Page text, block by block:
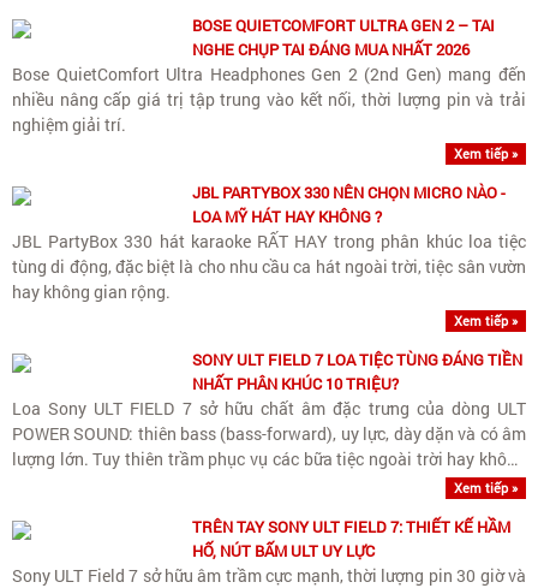
BOSE QUIETCOMFORT ULTRA GEN 2 – TAI
NGHE CHỤP TAI ĐÁNG MUA NHẤT 2026
Bose QuietComfort Ultra Headphones Gen 2 (2nd Gen) mang đến
nhiều nâng cấp giá trị tập trung vào kết nối, thời lượng pin và trải
nghiệm giải trí.
Xem tiếp »
JBL PARTYBOX 330 NÊN CHỌN MICRO NÀO -
LOA MỸ HÁT HAY KHÔNG ?
JBL PartyBox 330 hát karaoke RẤT HAY trong phân khúc loa tiệc
tùng di động, đặc biệt là cho nhu cầu ca hát ngoài trời, tiệc sân vườn
hay không gian rộng.
Xem tiếp »
SONY ULT FIELD 7 LOA TIỆC TÙNG ĐÁNG TIỀN
NHẤT PHÂN KHÚC 10 TRIỆU?
Loa Sony ULT FIELD 7 sở hữu chất âm đặc trưng của dòng ULT
POWER SOUND: thiên bass (bass-forward), uy lực, dày dặn và có âm
lượng lớn. Tuy thiên trầm phục vụ các bữa tiệc ngoài trời hay không
Xem tiếp »
TRÊN TAY SONY ULT FIELD 7: THIẾT KẾ HẦM
HỐ, NÚT BẤM ULT UY LỰC
Sony ULT Field 7 sở hữu âm trầm cực mạnh, thời lượng pin 30 giờ và